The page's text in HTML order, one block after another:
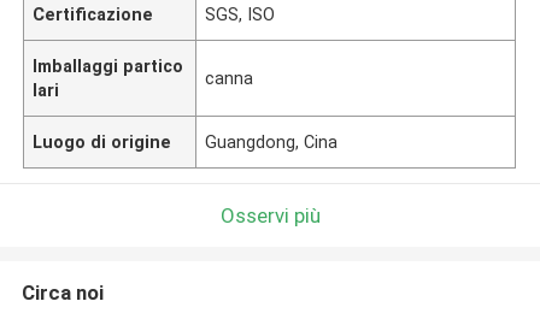
Certificazione SGS, ISO
Imballaggi partico
lari
canna
Luogo di origine Guangdong, Cina
Osservi più
Circa noi